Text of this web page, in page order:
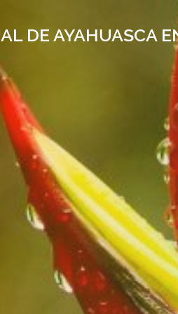
DE AYAHUASCA